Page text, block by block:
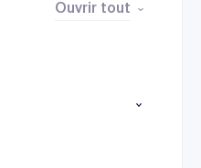
Ouvrir tout